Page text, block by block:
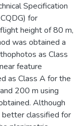
Specification
for
height of 80 m,
was obtained a
as Class
feature
as Class A for the
200 m using
Although
classified for